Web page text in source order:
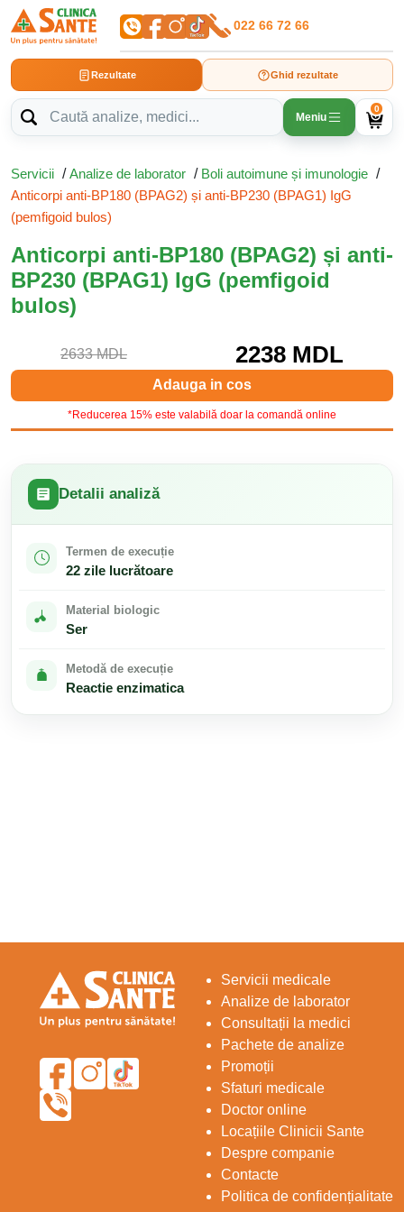
022 66 72 66
Rezultate Ghid rezultate
Meniu
0
Servicii /Analize de laborator / Boli autoimune și imunologie /
Anticorpi anti-BP180 (BPAG2) și anti-BP230 (BPAG1) IgG
(pemfigoid bulos)
Anticorpi anti-BP180 (BPAG2) și anti-
BP230 (BPAG1) IgG (pemfigoid
bulos)
2633 MDL 2238 MDL
Adauga in cos
*Reducerea 15% este valabilă doar la comandă online
Detalii analiză
Termen de execuție
22 zile lucrătoare
Material biologic
Ser
Metodă de execuție
Reactie enzimatica
Servicii medicale
Analize de laborator
Consultații la medici
Pachete de analize
Promoții
Sfaturi medicale
Doctor online
Locațiile Clinicii Sante
Despre companie
Contacte
Politica de confidențialitate